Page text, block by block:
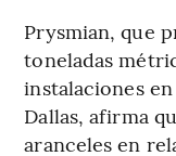
Prysmian, que
toneladas
instalaciones
Dallas, afirma
aranceles en